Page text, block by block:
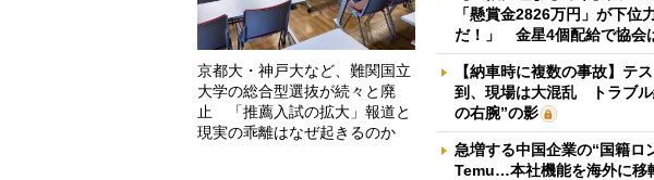
京都大・神戸大など、難関国立
大学の総合型選抜が続々と廃
止 「推薦入試の拡大」報道と
現実の乖離はなぜ起きるのか
「懸賞金2826万円」が下位
だ！」 金星4個配給で協会
【納車時に複数の事故】テ
到、現場は大混乱 トラブル
の右腕”の影
急増する中国企業の“国籍
Temu…本社機能を海外に移